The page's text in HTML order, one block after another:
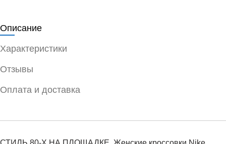
Описание
Характеристики
Отзывы
Оплата и доставка